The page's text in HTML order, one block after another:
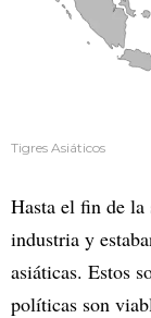
Tigres Asiáticos
Hasta el fin de la
industria y
asiáticas. Estos
políticas son